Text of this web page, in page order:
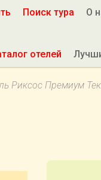
Поиск тура О
отелей
Риксос Премиум